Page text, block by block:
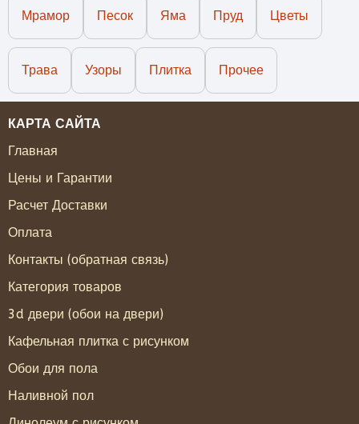
Мрамор Песок Яма Пруд Цветы
Трава Узоры Плитка Прочее
КАРТА САЙТА
Главная
Цены и Гарантии
Расчет Доставки
Оплата
Контакты (обратная связь)
Категория товаров
3d двери (обои на двери)
Кафельная плитка с рисунком
Обои для пола
Наливной пол